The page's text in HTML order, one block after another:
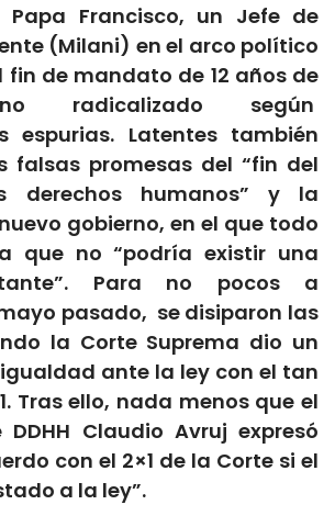
Papa Francisco, un Jefe de
(Milani) en el arco político
de mandato de 12 años de
radicalizado según
espurias. Latentes también
falsas promesas del “fin del
derechos humanos” y la
gobierno, en el que todo
que no “podría existir una
Para no pocos a
pasado, se disiparon las
la Corte Suprema dio un
ante la ley con el tan
Tras ello, nada menos que el
DDHH Claudio Avruj expresó
con el 2×1 de la Corte si el
a la ley”.